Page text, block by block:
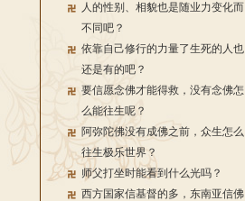
人的性别、相貌也是随业力变化而
不同吧？
依靠自己修行的力量了生死的人也
还是有的吧？
要信愿念佛才能得救，没有念佛怎
么能往生呢？
阿弥陀佛没有成佛之前，众生怎么
往生极乐世界？
师父打坐时能看到什么光吗？
西方国家信基督的多，东南亚信佛